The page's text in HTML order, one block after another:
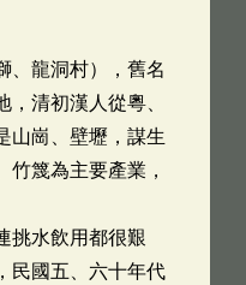
、龍洞村），舊名
，清初漢人從粵、
山崗、壁壢，謀生
竹篾為主要產業，
挑水飲用都很艱
民國五、六十年代